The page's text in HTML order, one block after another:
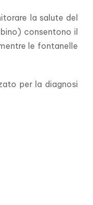
la salute del
consentono il
le fontanelle
per la diagnosi